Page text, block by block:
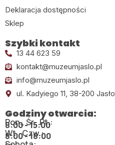
Deklaracja dostępności
Sklep
Szybki kontakt
13 44 623 59
kontakt@muzeumjaslo.pl
info@muzeumjaslo.pl
ul. Kadyiego 11, 38-200 Jasło
Godziny otwarcia:
Pon., Śr., Pt.:
8:00 - 15:00
Wt., Czw.:
8:00 - 18:00